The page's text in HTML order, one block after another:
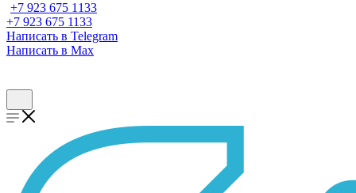
+7 923 675 1133
+7 923 675 1133
Написать в Telegram
Написать в Max